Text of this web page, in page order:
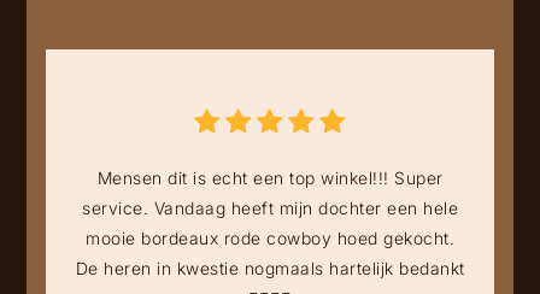
Mensen dit is echt een top winkel!!! Super
service. Vandaag heeft mijn dochter een hele
mooie bordeaux rode cowboy hoed gekocht.
De heren in kwestie nogmaals hartelijk bedankt